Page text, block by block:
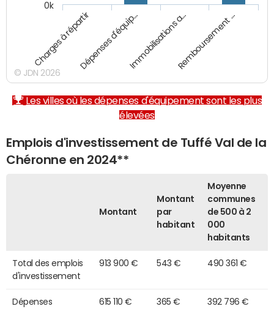
Charges à répartirDépenses d'équip…Immobilisations a…Remboursement …
0k
© JDN 2026
Les villes où les dépenses d'équipement sont les plus
élevées
Emplois d'investissement de Tuffé Val de la
Chéronne en 2024**
Montant
Montant
par
habitant
Moyenne
communes
de 500 à 2
000
habitants
Total des emplois
d'investissement
913 900 € 543 € 490 361 €
Dépenses
615 110 € 365 € 392 796 €